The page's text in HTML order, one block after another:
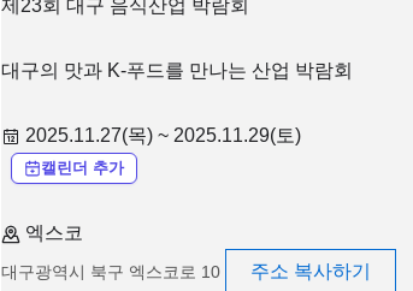
제23회 대구 음식산업 박람회
대구의 맛과 K-푸드를 만나는 산업 박람회
2025.11.27(목) ~ 2025.11.29(토)
캘린더 추가
엑스코
대구광역시 북구 엑스코로 10 주소 복사하기